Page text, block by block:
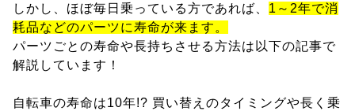
しかし、ほぼ毎日乗っている方であれば、 1～2年で消
耗品などのパーツに寿命が来ます。
パーツごとの寿命や長持ちさせる方法は以下の記事で
解説しています！
自転車の寿命は10年!? 買い替えのタイミングや長く乗